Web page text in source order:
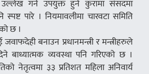
गर्न उपयुक्त हुने कुरामा संसदमा
पारे । नियमावलीमा चारवटा समिति
छ ।
बनाउन प्रधानमन्त्री र मन्त्रीहरुले
बाध्यात्मक व्यवस्था पनि गरिएको छ ।
नेतृत्वमा ३३ प्रतिशत महिला अनिवार्य